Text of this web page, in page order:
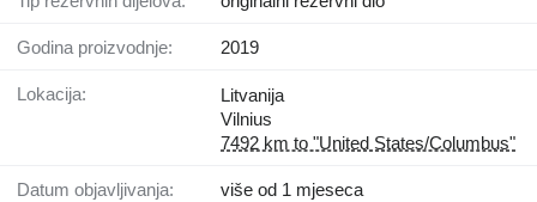
Godina proizvodnje: 2019
Lokacija:
Litvanija
Vilnius
7492 km to "United States/Columbus"
Datum objavljivanja: više od 1 mjeseca